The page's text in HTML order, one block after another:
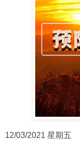
12/03/2021 星期五